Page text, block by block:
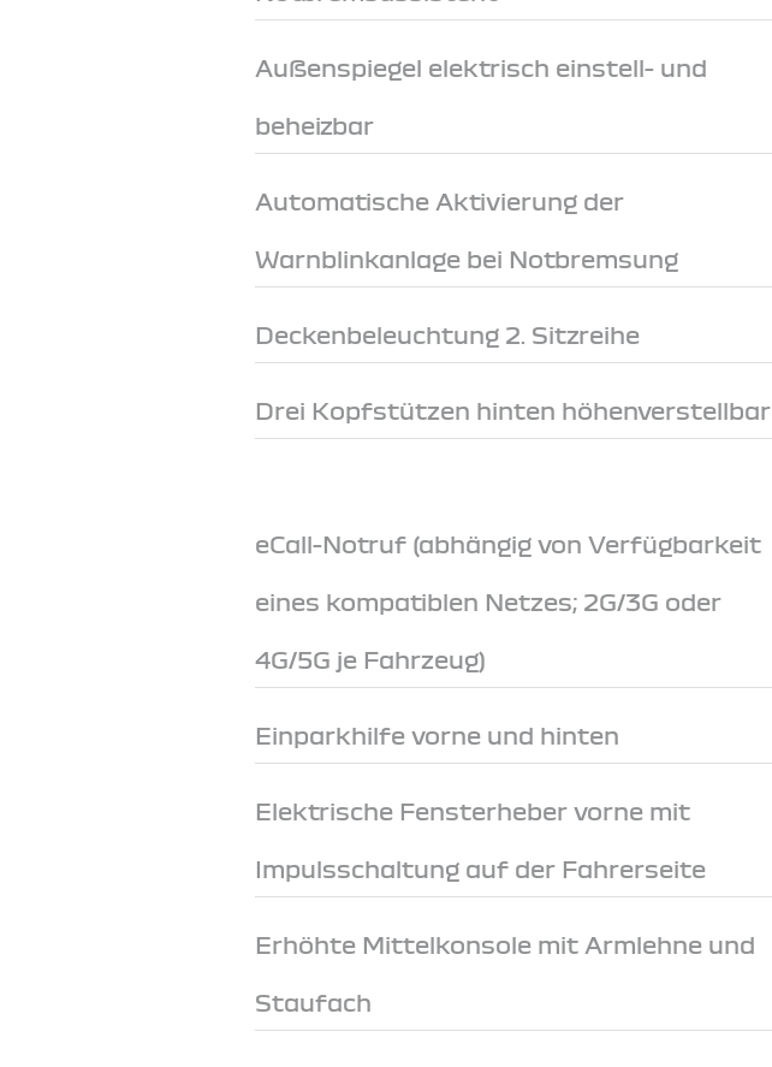
Außenspiegel elektrisch einstell- und
beheizbar
Automatische Aktivierung der
Warnblinkanlage bei Notbremsung
Deckenbeleuchtung 2. Sitzreihe
Drei Kopfstützen hinten höhenverstellbar
eCall-Notruf (abhängig von Verfügbarkeit
eines kompatiblen Netzes; 2G/3G oder
4G/5G je Fahrzeug)
Einparkhilfe vorne und hinten
Elektrische Fensterheber vorne mit
Impulsschaltung auf der Fahrerseite
Erhöhte Mittelkonsole mit Armlehne und
Staufach